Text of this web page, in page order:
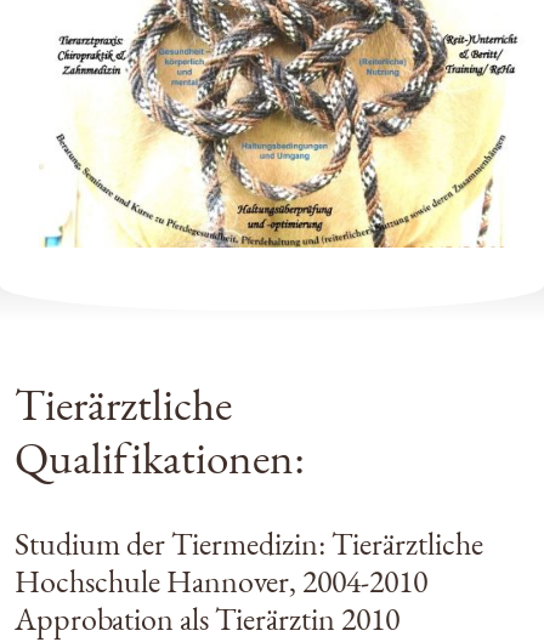
Tierärztliche
Qualifikationen:
Studium der Tiermedizin: Tierärztliche
Hochschule Hannover, 2004-2010
Approbation als Tierärztin 2010